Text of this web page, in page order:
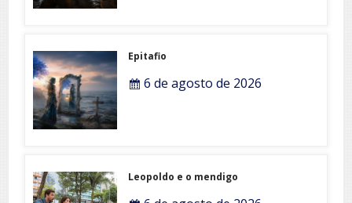
Epitafio
6 de agosto de 2026
Leopoldo e o mendigo